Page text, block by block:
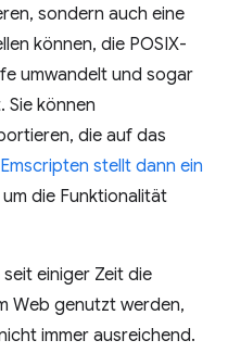
sondern auch eine
können, die POSIX-
umwandelt und sogar
Sie können
die auf das
Emscripten stellt dann ein
um die Funktionalität
einiger Zeit die
Web genutzt werden,
immer ausreichend.